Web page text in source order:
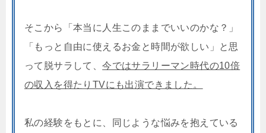
そこから「本当に人生このままでいいのかな？」
「もっと自由に使えるお金と時間が欲しい」と思
って脱サラして、今ではサラリーマン時代の10倍
の収入を得たりTVにも出演できました。
私の経験をもとに、同じような悩みを抱えている